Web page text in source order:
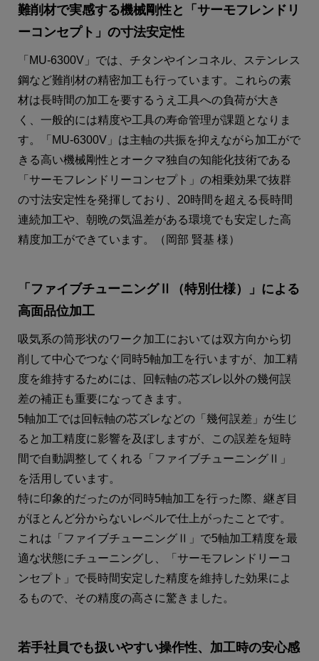
難削材で実感する機械剛性と「サーモフレンドリ
ーコンセプト」の寸法安定性
「MU-6300V」では、チタンやインコネル、ステンレス
鋼など難削材の精密加工も行っています。これらの素
材は長時間の加工を要するうえ工具への負荷が大き
く、一般的には精度や工具の寿命管理が課題となりま
す。「MU-6300V」は主軸の共振を抑えながら加工がで
きる高い機械剛性とオークマ独自の知能化技術である
「サーモフレンドリーコンセプト」の相乗効果で抜群
の寸法安定性を発揮しており、20時間を超える長時間
連続加工や、朝晩の気温差がある環境でも安定した高
精度加工ができています。（岡部 賢基 様）
「ファイブチューニングⅡ（特別仕様）」による
高面品位加工
吸気系の筒形状のワーク加工においては双方向から切
削して中心でつなぐ同時5軸加工を行いますが、加工精
度を維持するためには、回転軸の芯ズレ以外の幾何誤
差の補正も重要になってきます。
5軸加工では回転軸の芯ズレなどの「幾何誤差」が生じ
ると加工精度に影響を及ぼしますが、この誤差を短時
間で自動調整してくれる「ファイブチューニングⅡ」
を活用しています。
特に印象的だったのが同時5軸加工を行った際、継ぎ目
がほとんど分からないレベルで仕上がったことです。
これは「ファイブチューニングⅡ」で5軸加工精度を最
適な状態にチューニングし、「サーモフレンドリーコ
ンセプト」で長時間安定した精度を維持した効果によ
るもので、その精度の高さに驚きました。
若手社員でも扱いやすい操作性、加工時の安心感